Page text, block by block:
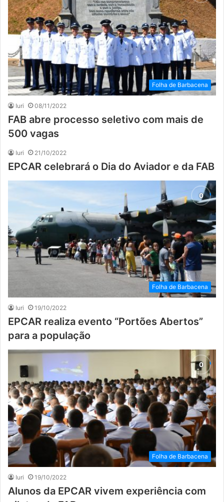
Folha de Barbacena
Iuri 08/11/2022
FAB abre processo seletivo com mais de
500 vagas
Iuri 21/10/2022
EPCAR celebrará o Dia do Aviador e da FAB
Folha de Barbacena
Iuri 19/10/2022
EPCAR realiza evento “Portões Abertos”
para a população
Folha de Barbacena
Iuri 19/10/2022
Alunos da EPCAR vivem experiência com